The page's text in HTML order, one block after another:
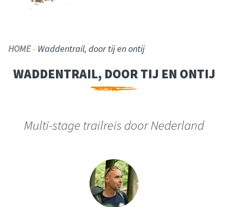
HOME- Waddentrail, door tij en ontij
WADDENTRAIL, DOOR TIJ EN ONTIJ
Multi-stage trailreis door Nederland